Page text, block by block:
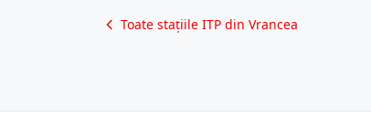
Toate stațiile ITP din Vrancea